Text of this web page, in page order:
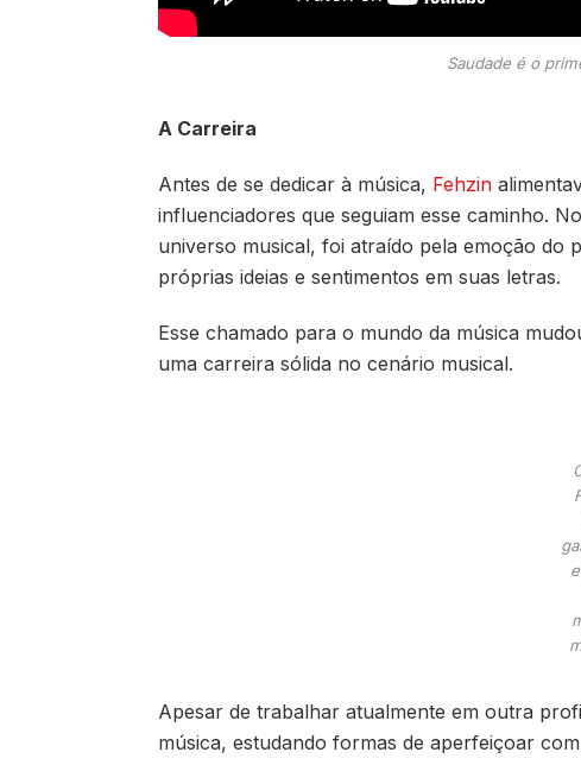
Saudade é o
A Carreira
Antes de se dedicar à música, Fehzin
influenciadores que seguiam esse caminho.
universo musical, foi atraído pela emoção do
próprias ideias e sentimentos em suas letras.
Esse chamado para o mundo da música
uma carreira sólida no cenário musical.
Apesar de trabalhar atualmente em outra
música, estudando formas de aperfeiçoar